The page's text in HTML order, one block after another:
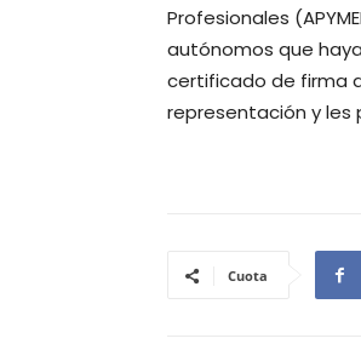
Profesionales
autónomos que
certificado de firma
representación y les
Cuota